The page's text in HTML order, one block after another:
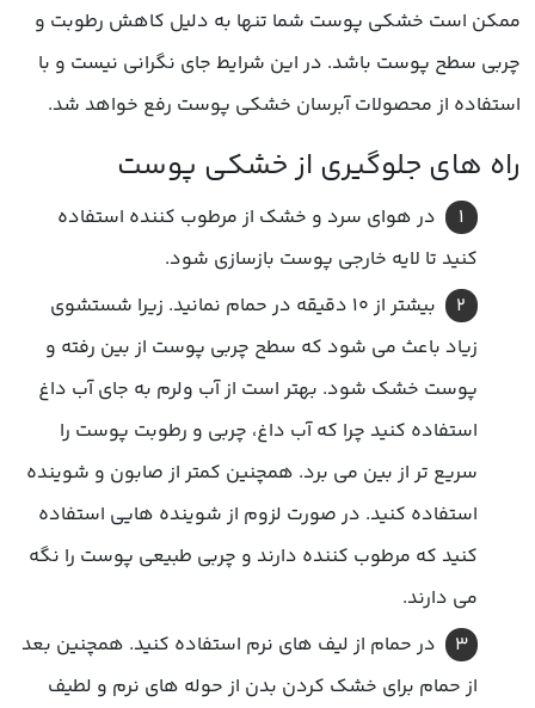
ممکن است خشکی پوست شما تنها به دلیل کاهش رطوبت و
چربی سطح پوست باشد. در این شرایط جای نگرانی نیست و با
استفاده از محصولات آبرسان خشکی پوست رفع خواهد شد.
در هوای سرد و خشک از مرطوب کننده استفاده
کنید تا لایه خارجی پوست بازسازی شود.
بیشتر از 10 دقیقه در حمام نمانید. زیرا شستشوی
زیاد باعث می شود که سطح چربی پوست از بین رفته و
پوست خشک شود. بهتر است از آب ولرم به جای آب داغ
استفاده کنید چرا که آب داغ، چربی و رطوبت پوست را
سریع تر از بین می برد. همچنین کمتر از صابون و شوینده
استفاده کنید. در صورت لزوم از شوینده هایی استفاده
کنید که مرطوب کننده دارند و چربی طبیعی پوست را نگه
می دارند.
در حمام از لیف های نرم استفاده کنید. همچنین بعد
از حمام برای خشک کردن بدن از حوله های نرم و لطیف